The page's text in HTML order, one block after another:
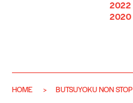
2022
2020
HOME BUTSUYOKU NON STOP